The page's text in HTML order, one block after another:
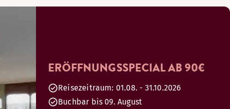
ERÖFFNUNGSSPECIAL AB 90€
Reisezeitraum: 01.08. - 31.10.2026
Buchbar bis 09. August